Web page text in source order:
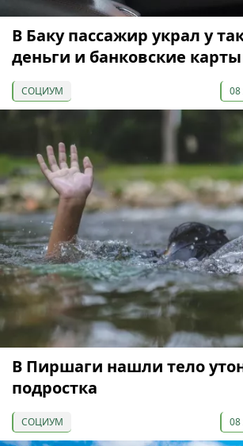
В Баку пассажир украл у
деньги и банковские карты
СОЦИУМ 08
В Пиршаги нашли тело
подростка
СОЦИУМ 08